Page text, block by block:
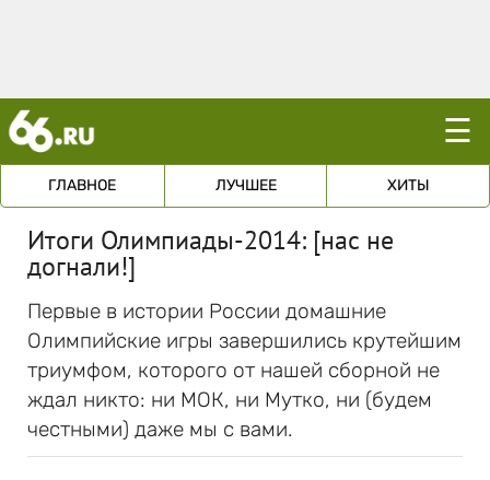
☰
ГЛАВНОЕ ЛУЧШЕЕ ХИТЫ
Итоги Олимпиады-2014: [нас не
догнали!]
Первые в истории России домашние
Олимпийские игры завершились крутейшим
триумфом, которого от нашей сборной не
ждал никто: ни МОК, ни Мутко, ни (будем
честными) даже мы с вами.